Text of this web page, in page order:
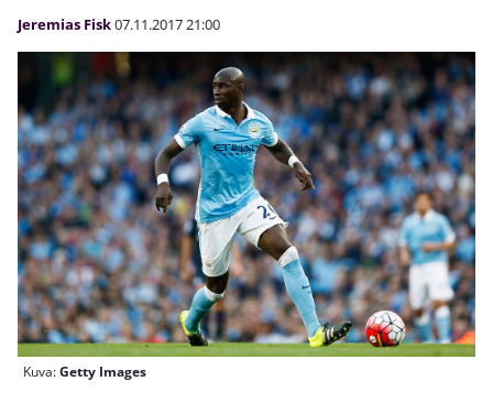
Jeremias Fisk07.11.201721:00
Kuva:Getty Images